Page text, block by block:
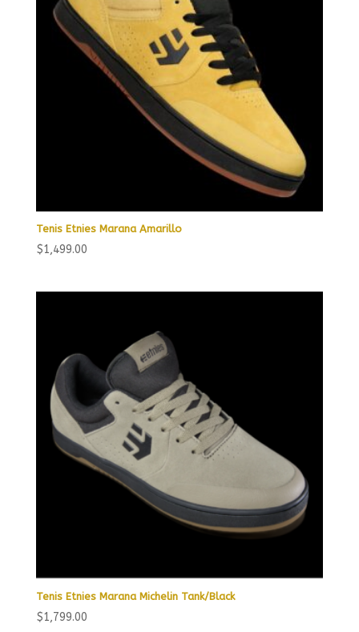
Tenis Etnies Marana Amarillo
$1,499.00
Tenis Etnies Marana Michelin Tank/Black
$1,799.00